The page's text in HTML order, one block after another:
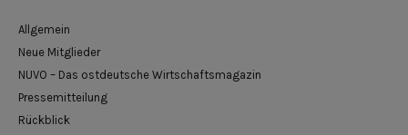
Allgemein
Neue Mitglieder
NUVO – Das ostdeutsche Wirtschaftsmagazin
Pressemitteilung
Rückblick